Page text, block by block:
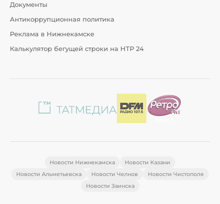
Документы
Антикоррупционная политика
Реклама в Нижнекамске
Калькулятор бегущей строки на НТР 24
Новости Нижнекамска
Новости Казани
Новости Альметьевска
Новости Челнов
Новости Чистополя
Новости Заинска